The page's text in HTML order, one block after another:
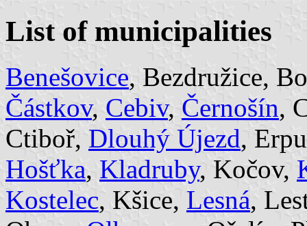
List of municipalities
Benešovice, Bezdružice,
Částkov, Cebiv, Černošín,
Ctiboř, Dlouhý Újezd,
Hošťka, Kladruby, Kočov,
Kostelec, Kšice, Lesná,